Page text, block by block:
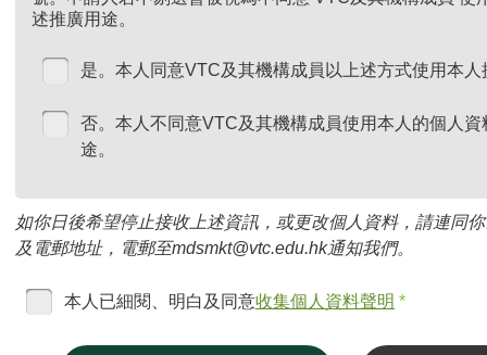
述推廣用途。
是。本人同意VTC及其機構成員以上述方式使用本
否。本人不同意VTC及其機構成員使用本人的個人
途。
如你日後希望停止接收上述資訊，或更改個人資料，請連同
及電郵地址，電郵至mdsmkt@vtc.edu.hk通知我們。
本人已細閱、明白及同意收集個人資料聲明 *